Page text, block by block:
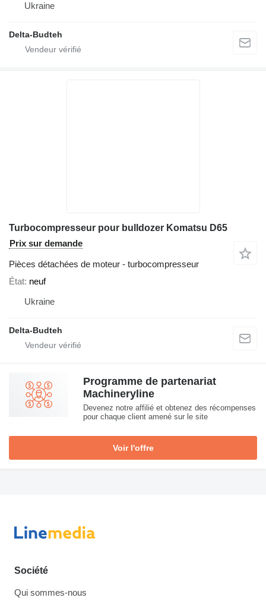
Ukraine
Delta-Budteh
Turbocompresseur pour bulldozer Komatsu D65
Prix sur demande
Pièces détachées de moteur - turbocompresseur
État neuf
Ukraine
Delta-Budteh
Programme de partenariat
Machineryline
Devenez notre affilié et obtenez des récompenses
pour chaque client amené sur le site
Voir l'offre
Société
Qui sommes-nous